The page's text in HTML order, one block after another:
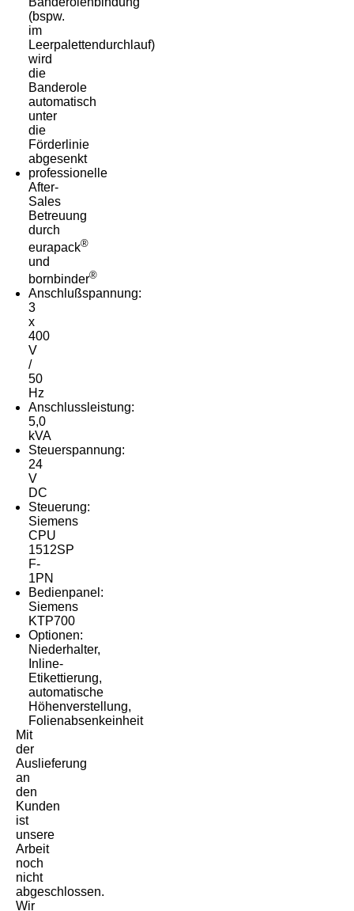
(bspw.
im
Leerpalettendurchlauf)
wird
die
Banderole
automatisch
unter
die
Förderlinie
abgesenkt
professionelle
After-
Sales
Betreuung
durch
eurapack®
und
bornbinder®
Anschlußspannung:
3
x
400
V
/
50
Hz
Anschlussleistung:
5,0
kVA
Steuerspannung:
24
V
DC
Steuerung:
Siemens
CPU
1512SP
F-
1PN
Bedienpanel:
Siemens
KTP700
Optionen:
Niederhalter,
Inline-
Etikettierung,
automatische
Höhenverstellung,
Folienabsenkeinheit
Mit
der
Auslieferung
an
den
Kunden
ist
unsere
Arbeit
noch
nicht
abgeschlossen.
Wir